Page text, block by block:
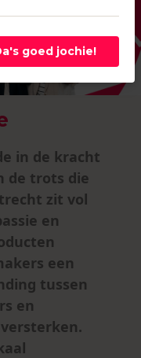
in de kracht
de trots die
zit vol
en
een
tussen
en
goed jochie!